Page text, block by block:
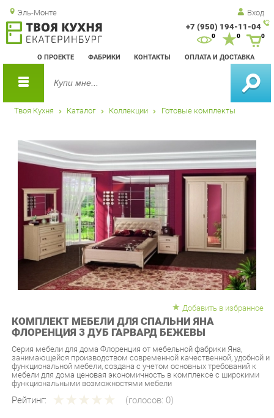
Эль-Монте Вход
+7 (950) 194-11-04
О ПРОЕКТЕ ФАБРИКИ КОНТАКТЫ ОПЛАТА И ДОСТАВКА
0 0
Твоя Кухня Каталог Коллекции Готовые комплекты
КОМПЛЕКТ МЕБЕЛИ ДЛЯ СПАЛЬНИ ЯНА
ФЛОРЕНЦИЯ 3 ДУБ ГАРВАРД БЕЖЕВЫ
Серия мебели для дома Флоренция от мебельной фабрики Яна,
функциональной мебели, создана с учетом основных требований к
мебели для дома ценовая экономичность в комплексе с широкими
функциональными возможностями мебели
Рейтинг: (голосов:0)
Артикул: u-0148663